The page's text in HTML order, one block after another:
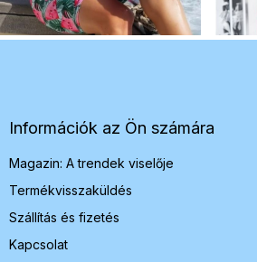
Információk az Ön számára
Magazin: A trendek viselője
Termékvisszaküldés
Szállítás és fizetés
Kapcsolat